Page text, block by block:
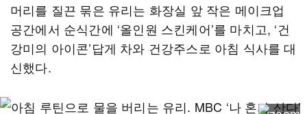
머리를 질끈 묶은 유리는 화장실 앞 작은 메이크업
공간에서 순식간에 ‘올인원 스킨케어’를 마치고, ‘건
강미의 아이콘’답게 차와 건강주스로 아침 식사를 대
신했다.